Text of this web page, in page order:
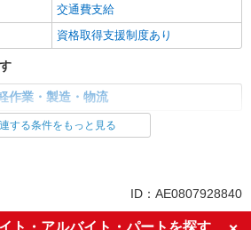
交通費支給
資格取得支援制度あり
作業・製造・物流
社会保険あり
する条件をもっと見る
ID：AE0807928840
ト・アルバイト・パートを探す